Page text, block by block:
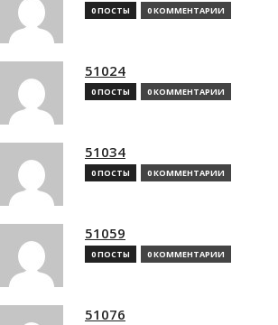
0 ПОСТЫ 0 КОММЕНТАРИИ
51024
0 ПОСТЫ 0 КОММЕНТАРИИ
51034
0 ПОСТЫ 0 КОММЕНТАРИИ
51059
0 ПОСТЫ 0 КОММЕНТАРИИ
51076